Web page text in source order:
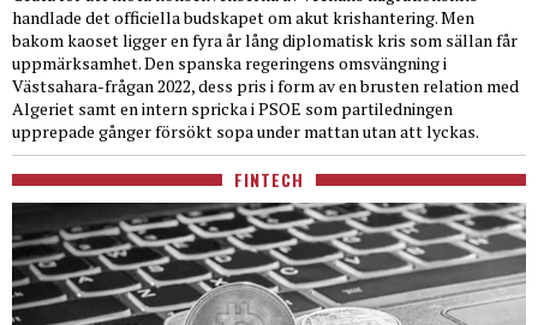
handlade det officiella budskapet om akut krishantering. Men
bakom kaoset ligger en fyra år lång diplomatisk kris som sällan får
uppmärksamhet. Den spanska regeringens omsvängning i
Västsahara-frågan 2022, dess pris i form av en brusten relation med
Algeriet samt en intern spricka i PSOE som partiledningen
upprepade gånger försökt sopa under mattan utan att lyckas.
FINTECH